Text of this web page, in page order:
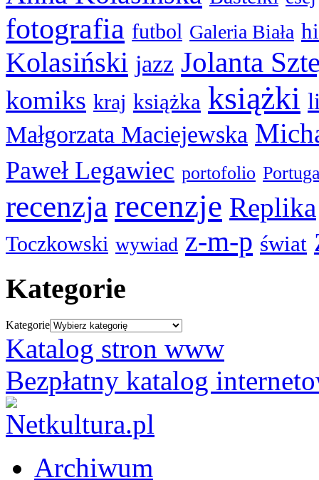
fotografia futbol Galeria Biała
Kolasiński jazz Jolanta
komiks kraj książka książki
Małgorzata Maciejewska
Paweł Legawiec portofolio
recenzja recenzje Replika
Toczkowski wywiad z-m-p świat
Kategorie
Kategorie
Katalog stron www
Bezpłatny katalog
Archiwum